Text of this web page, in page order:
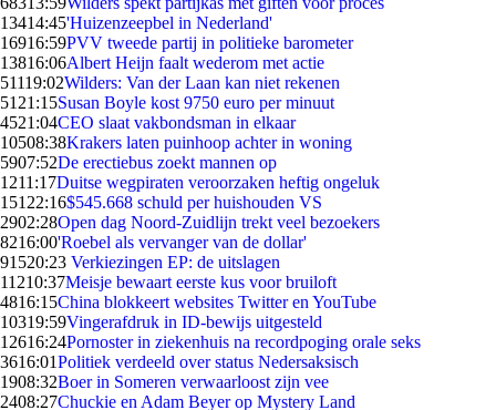
13414:45'Huizenzeepbel in Nederland'
16916:59PVV tweede partij in politieke barometer
13816:06Albert Heijn faalt wederom met actie
51119:02Wilders: Van der Laan kan niet rekenen
51 21:15Susan Boyle kost 9750 euro per minuut
4521:04CEO slaat vakbondsman in elkaar
10508:38Krakers laten puinhoop achter in woning
5907:52De erectiebus zoekt mannen op
1211:17Duitse wegpiraten veroorzaken heftig ongeluk
151 22:16$545.668 schuld per huishouden VS
2902:28Open dag Noord-Zuidlijn trekt veel bezoekers
8216:00'Roebel als vervanger van de dollar'
91520:23 Verkiezingen EP: de uitslagen
11210:37Meisje bewaart eerste kus voor bruiloft
4816:15China blokkeert websites Twitter en YouTube
10319:59Vingerafdruk in ID-bewijs uitgesteld
12616:24Pornoster in ziekenhuis na recordpoging orale seks
3616:01Politiek verdeeld over status Nedersaksisch
1908:32Boer in Someren verwaarloost zijn vee
2408:27Chuckie en Adam Beyer op Mystery Land